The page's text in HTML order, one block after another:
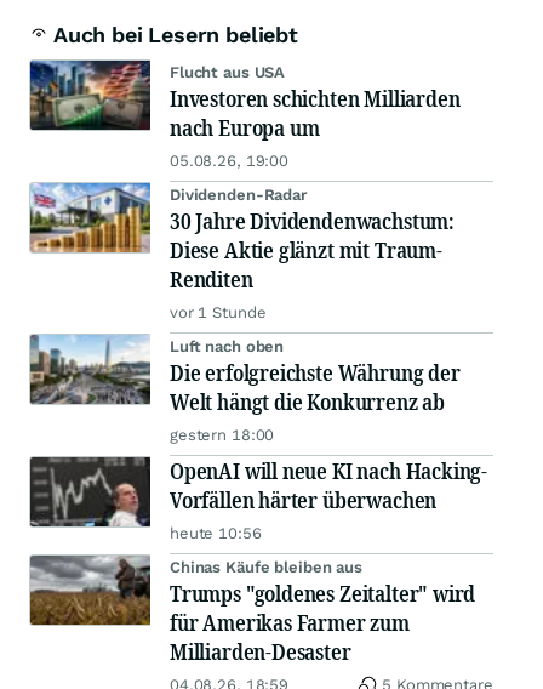
Auch bei Lesern beliebt
Flucht aus USA
Investoren schichten Milliarden
nach Europa um
05.08.26, 19:00
Dividenden-Radar
30 Jahre Dividendenwachstum:
Diese Aktie glänzt mit Traum-
Renditen
vor 1 Stunde
Luft nach oben
Die erfolgreichste Währung der
Welt hängt die Konkurrenz ab
gestern 18:00
OpenAI will neue KI nach Hacking-
Vorfällen härter überwachen
heute 10:56
Chinas Käufe bleiben aus
Trumps "goldenes Zeitalter" wird
für Amerikas Farmer zum
Milliarden-Desaster
04.08.26, 18:59 5 Kommentare